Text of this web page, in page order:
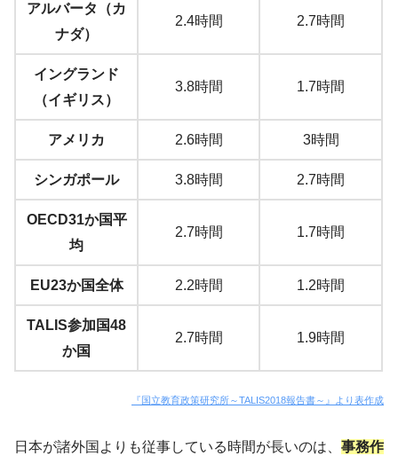
アルバータ（カ
ナダ）
2.4時間 2.7時間
イングランド
（イギリス）
3.8時間 1.7時間
アメリカ 2.6時間 3時間
シンガポール 3.8時間 2.7時間
OECD31か国平
均
2.7時間 1.7時間
EU23か国全体 2.2時間 1.2時間
TALIS参加国48
か国
2.7時間 1.9時間
『国立教育政策研究所～TALIS2018報告書～』より表作成
日本が諸外国よりも従事している時間が長いのは、 事務作